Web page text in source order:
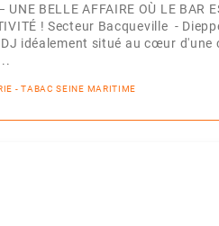
UNE BELLE AFFAIRE OÙ LE BAR
! Secteur Bacqueville -
idéalement situé au cœur d'une
- TABAC SEINE MARITIME